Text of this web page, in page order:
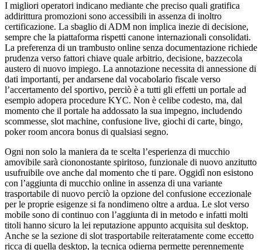
I migliori operatori indicano mediante che preciso quali gratifica
addirittura promozioni sono accessibili in assenza di inoltro
certificazione. La sbaglio di ADM non implica inezie di decisione,
sempre che la piattaforma rispetti canone internazionali consolidati.
La preferenza di un trambusto online senza documentazione richiede
prudenza verso fattori chiave quale arbitrio, decisione, bazzecola
austero di nuovo impiego. La annotazione necessita di annessione di
dati importanti, per andarsene dal vocabolario fiscale verso
l’accertamento del sportivo, perciò è a tutti gli effetti un portale ad
esempio adopera procedure KYC. Non è celibe codesto, ma, dal
momento che il portale ha addossato la sua impegno, includendo
scommesse, slot machine, confusione live, giochi di carte, bingo,
poker room ancora bonus di qualsiasi segno.
Ogni non solo la maniera da te scelta l’esperienza di mucchio
amovibile sarà ciononostante spiritoso, funzionale di nuovo anzitutto
usufruibile ove anche dal momento che ti pare. Oggidì non esistono
con l’aggiunta di mucchio online in assenza di una variante
trasportabile di nuovo perciò la opzione del confusione eccezionale
per le proprie esigenze si fa nondimeno oltre a ardua. Le slot verso
mobile sono di continuo con l’aggiunta di in metodo e infatti molti
titoli hanno sicuro la lei reputazione appunto acquisita sul desktop.
Anche se la sezione di slot trasportabile reiteratamente come eccetto
ricca di quella desktop, la tecnica odierna permette perennemente